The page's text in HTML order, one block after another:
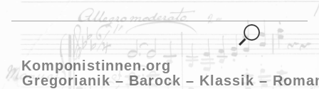
Komponistinnen.org
Gregorianik – Barock – Klassik –